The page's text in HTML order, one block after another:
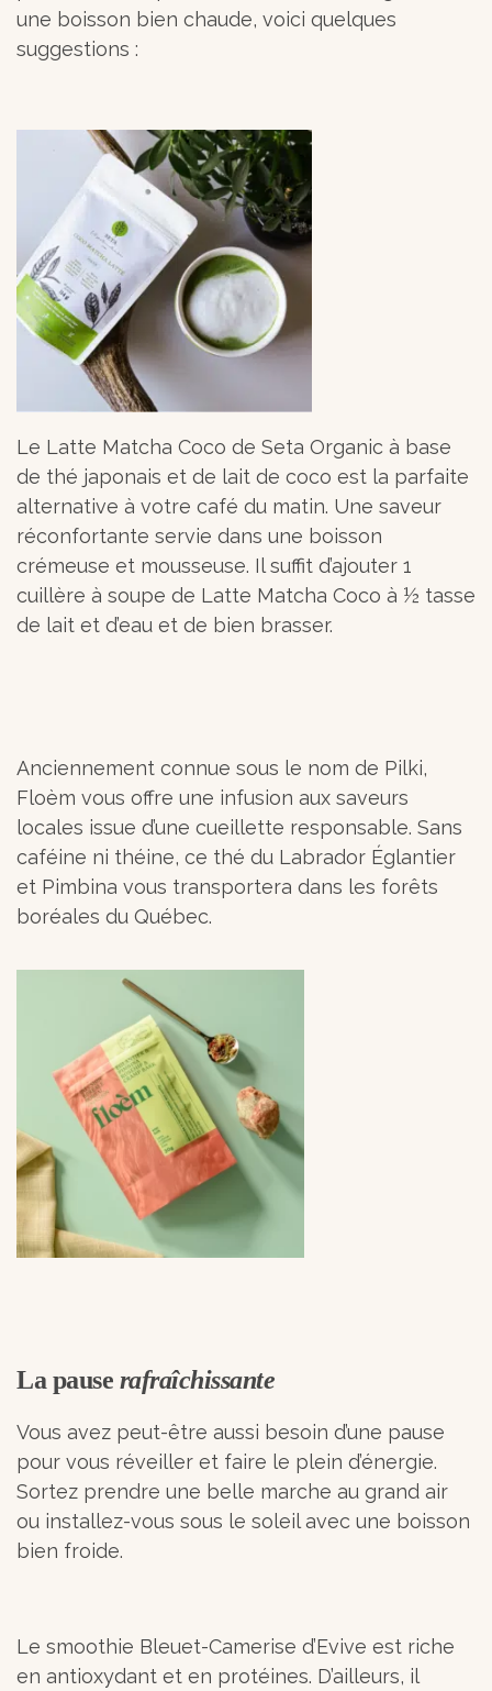
une boisson bien chaude, voici quelques
suggestions :
Le Latte Matcha Coco de Seta Organic à base
de thé japonais et de lait de coco est la parfaite
alternative à votre café du matin. Une saveur
réconfortante servie dans une boisson
crémeuse et mousseuse. Il suffit d’ajouter 1
cuillère à soupe de Latte Matcha Coco à ½ tasse
de lait et d’eau et de bien brasser.
Anciennement connue sous le nom de Pilki,
Floèm vous offre une infusion aux saveurs
locales issue d’une cueillette responsable. Sans
caféine ni théine, ce thé du Labrador Églantier
et Pimbina vous transportera dans les forêts
boréales du Québec.
La pause rafraîchissante
Vous avez peut-être aussi besoin d’une pause
pour vous réveiller et faire le plein d’énergie.
Sortez prendre une belle marche au grand air
ou installez-vous sous le soleil avec une boisson
bien froide.
Le smoothie Bleuet-Camerise d’Evive est riche
en antioxydant et en protéines. D’ailleurs, il